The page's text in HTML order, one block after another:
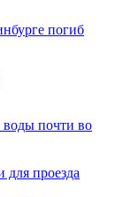
погиб
воды почти во
для проезда